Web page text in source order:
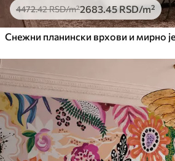
4472.42RSD/m²2683.45 RSD/m²